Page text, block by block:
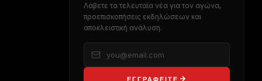
Λάβετε τα τελευταία νέα για τον αγώνα,
προεπισκοπήσεις εκδηλώσεων και
αποκλειστική ανάλυση.
ΕΓΓΡΑΦΕΊΤΕ